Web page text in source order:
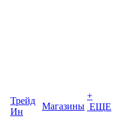
Трейд
Ин
Магазины
+
ЕЩЕ